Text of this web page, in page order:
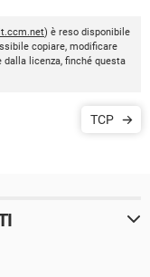
) è reso disponibile
copiare, modificare
licenza, finché questa
TCP